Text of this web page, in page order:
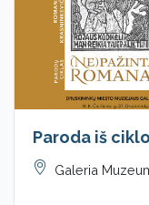
Paroda iš
Galeria